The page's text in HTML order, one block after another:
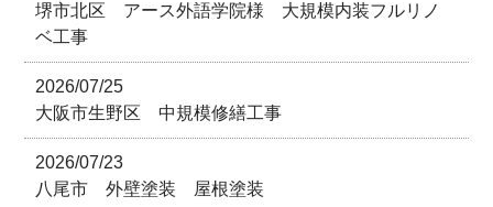
堺市北区 アース外語学院様 大規模内装フルリノ
ベ工事
2026/07/25
大阪市生野区 中規模修繕工事
2026/07/23
八尾市 外壁塗装 屋根塗装